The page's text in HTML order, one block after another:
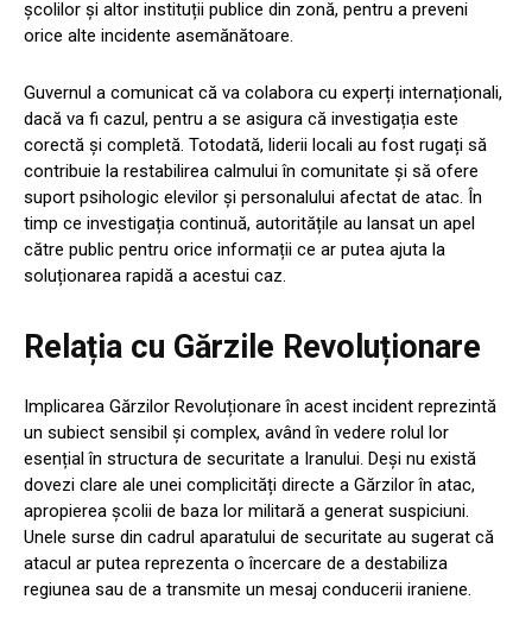
școlilor și altor instituții publice din zonă, pentru a preveni
orice alte incidente asemănătoare.
Guvernul a comunicat că va colabora cu experți internaționali,
dacă va fi cazul, pentru a se asigura că investigația este
corectă și completă. Totodată, liderii locali au fost rugați să
contribuie la restabilirea calmului în comunitate și să ofere
suport psihologic elevilor și personalului afectat de atac. În
timp ce investigația continuă, autoritățile au lansat un apel
către public pentru orice informații ce ar putea ajuta la
soluționarea rapidă a acestui caz.
Relația cu Gărzile Revoluționare
Implicarea Gărzilor Revoluționare în acest incident reprezintă
un subiect sensibil și complex, având în vedere rolul lor
esențial în structura de securitate a Iranului. Deși nu există
dovezi clare ale unei complicități directe a Gărzilor în atac,
apropierea școlii de baza lor militară a generat suspiciuni.
Unele surse din cadrul aparatului de securitate au sugerat că
atacul ar putea reprezenta o încercare de a destabiliza
regiunea sau de a transmite un mesaj conducerii iraniene.